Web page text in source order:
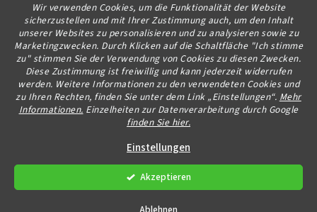
Wir verwenden Cookies, um die Funktionalität der Website
sicherzustellen und mit Ihrer Zustimmung auch, um den Inhalt
unserer Websites zu personalisieren und zu analysieren sowie zu
Marketingzwecken. Durch Klicken auf die Schaltfläche "Ich stimme
zu" stimmen Sie der Verwendung von Cookies zu diesen Zwecken.
Diese Zustimmung ist freiwillig und kann jederzeit widerrufen
werden. Weitere Informationen zu den verwendeten Cookies und
zu Ihren Rechten, finden Sie unter dem Link „Einstellungen“. Mehr
Informationen. Einzelheiten zur Datenverarbeitung durch Google
finden Sie hier.
Einstellungen
Akzeptieren
Kontakt
info@diagstore.at
Erstellt von Shoptet
Copyright 2026diagstore.at. Alle Rechte vorbehalten.Cookie-
Einstellungen ändern